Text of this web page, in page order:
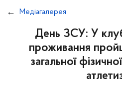
Медіагалерея
День ЗСУ: У
проживання
загальної